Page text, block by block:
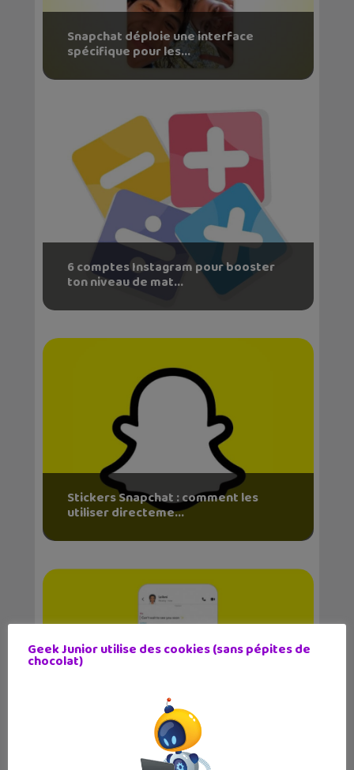
Snapchat déploie une interface
spécifique pour les...
6 comptes Instagram pour booster
ton niveau de mat...
Stickers Snapchat : comment les
utiliser directeme...
Les stickers Snapchat débarquent
chez iMessage et...
Geek Junior utilise des cookies (sans pépites de
chocolat)